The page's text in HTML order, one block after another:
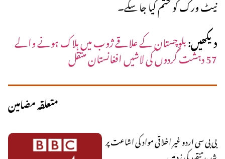
دیکھیں:بلوچستان کے علاقے ژوب میں ہلاک ہونے والے
57 دہشت گردوں کی لاشیں افغانستان منتقل
متعلقہ مضامین
بی بی سی اردو غیر اخلاقی مواد کی اشاعت پر